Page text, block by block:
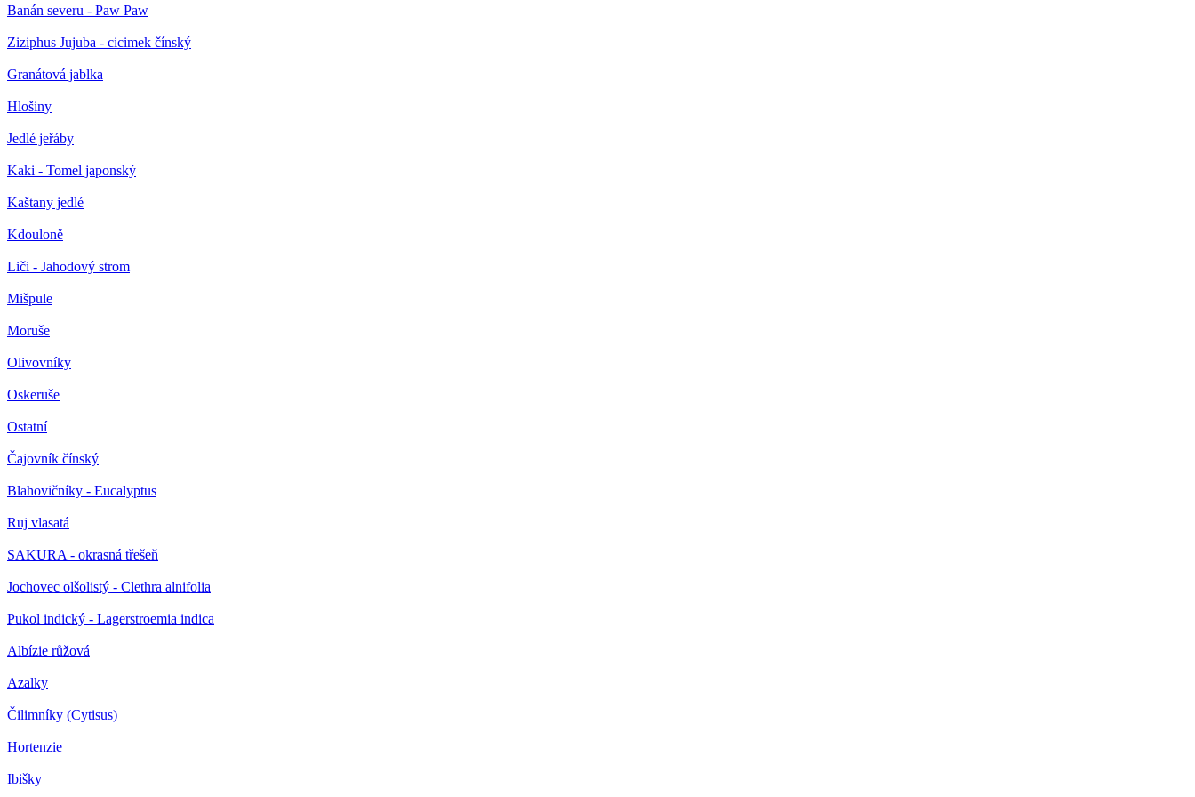
Banán severu - Paw Paw
Ziziphus Jujuba - cicimek čínský
Granátová jablka
Hlošiny
Jedlé jeřáby
Kaki - Tomel japonský
Kaštany jedlé
Kdouloně
Liči - Jahodový strom
Mišpule
Moruše
Olivovníky
Oskeruše
Ostatní
Čajovník čínský
Blahovičníky - Eucalyptus
Ruj vlasatá
SAKURA - okrasná třešeň
Jochovec olšolistý - Clethra alnifolia
Pukol indický - Lagerstroemia indica
Albízie růžová
Azalky
Čilimníky (Cytisus)
Hortenzie
Ibišky